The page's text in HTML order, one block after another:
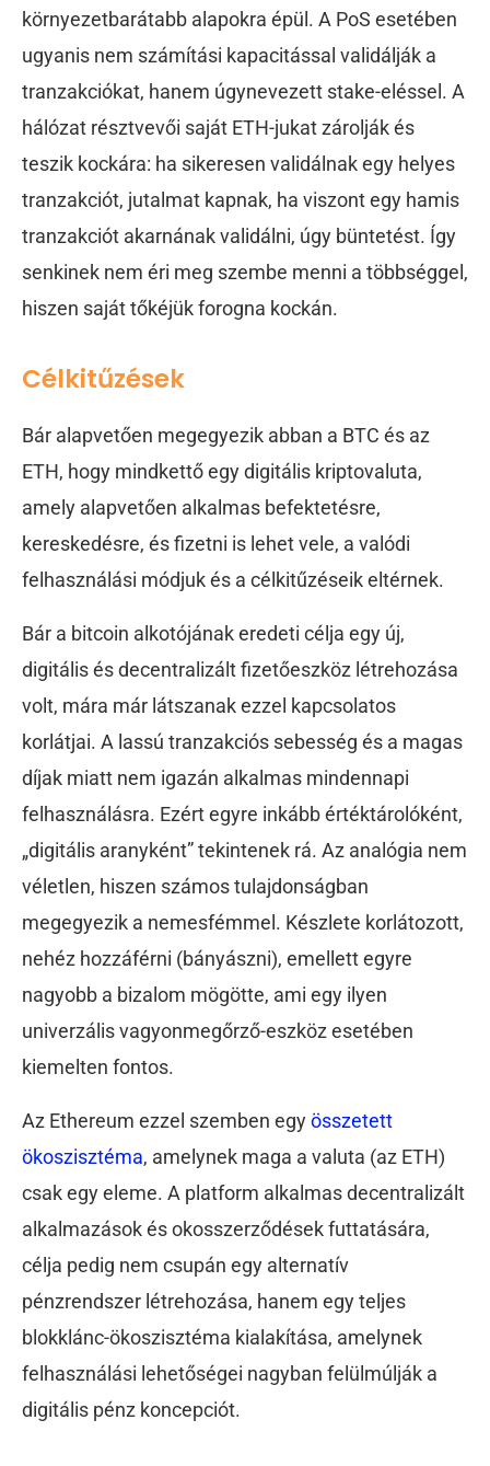
környezetbarátabb alapokra épül. A PoS esetében
ugyanis nem számítási kapacitással validálják a
tranzakciókat, hanem úgynevezett stake-eléssel. A
hálózat résztvevői saját ETH-jukat zárolják és
teszik kockára: ha sikeresen validálnak egy helyes
tranzakciót, jutalmat kapnak, ha viszont egy hamis
tranzakciót akarnának validálni, úgy büntetést. Így
senkinek nem éri meg szembe menni a többséggel,
hiszen saját tőkéjük forogna kockán.
Célkitűzések
Bár alapvetően megegyezik abban a BTC és az
ETH, hogy mindkettő egy digitális kriptovaluta,
amely alapvetően alkalmas befektetésre,
kereskedésre, és fizetni is lehet vele, a valódi
felhasználási módjuk és a célkitűzéseik eltérnek.
Bár a bitcoin alkotójának eredeti célja egy új,
digitális és decentralizált fizetőeszköz létrehozása
volt, mára már látszanak ezzel kapcsolatos
korlátjai. A lassú tranzakciós sebesség és a magas
díjak miatt nem igazán alkalmas mindennapi
felhasználásra. Ezért egyre inkább értéktárolóként,
„digitális aranyként” tekintenek rá. Az analógia nem
véletlen, hiszen számos tulajdonságban
megegyezik a nemesfémmel. Készlete korlátozott,
nehéz hozzáférni (bányászni), emellett egyre
nagyobb a bizalom mögötte, ami egy ilyen
univerzális vagyonmegőrző-eszköz esetében
kiemelten fontos.
Az Ethereum ezzel szemben egyösszetett
ökoszisztéma, amelynek maga a valuta (az ETH)
csak egy eleme. A platform alkalmas decentralizált
alkalmazások és okosszerződések futtatására,
célja pedig nem csupán egy alternatív
pénzrendszer létrehozása, hanem egy teljes
blokklánc-ökoszisztéma kialakítása, amelynek
felhasználási lehetőségei nagyban felülmúlják a
digitális pénz koncepciót.